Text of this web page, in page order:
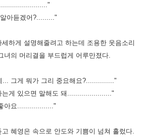
아듣겠어?........."
하게 설명해줄려고 하는데 조용한 웃음소리
녀의 머리결을 부드럽게 어루만졌다.
... 그게 뭐가 그리 중요해요?.............."
는게 있으면 말해도 돼......................"
아요.................."
혜영은 속으로 안도와 기쁨이 넘쳐 흘렀다.